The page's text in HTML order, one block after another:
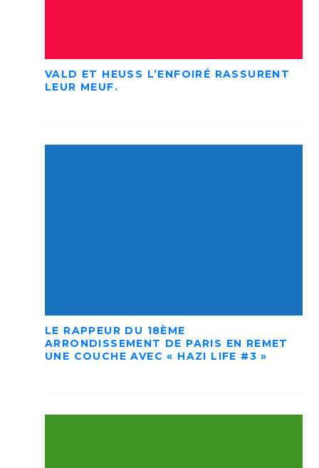
VALD ET HEUSS L’ENFOIRÉ RASSURENT
LEUR MEUF.
LE RAPPEUR DU 18ÈME
ARRONDISSEMENT DE PARIS EN REMET
UNE COUCHE AVEC « HAZI LIFE #3 »